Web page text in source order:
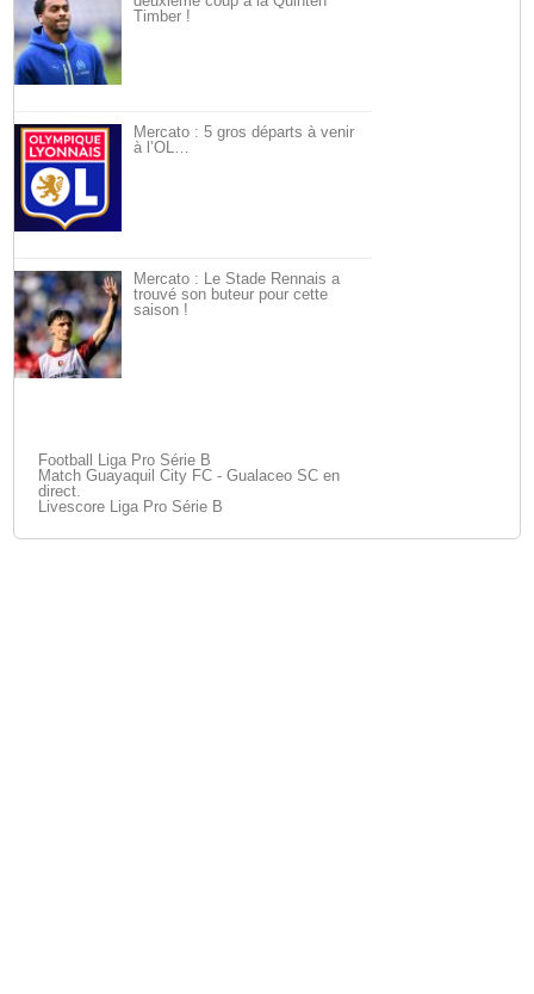
Timber !
Mercato : 5 gros départs à venir
à l’OL…
Mercato : Le Stade Rennais a
trouvé son buteur pour cette
saison !
Football Liga Pro Série B
Match Guayaquil City FC - Gualaceo SC en
direct.
Livescore Liga Pro Série B